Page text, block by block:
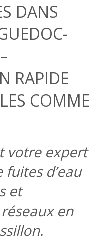
DANS
RAPIDE
COMME
votre expert
d’eau
et
en